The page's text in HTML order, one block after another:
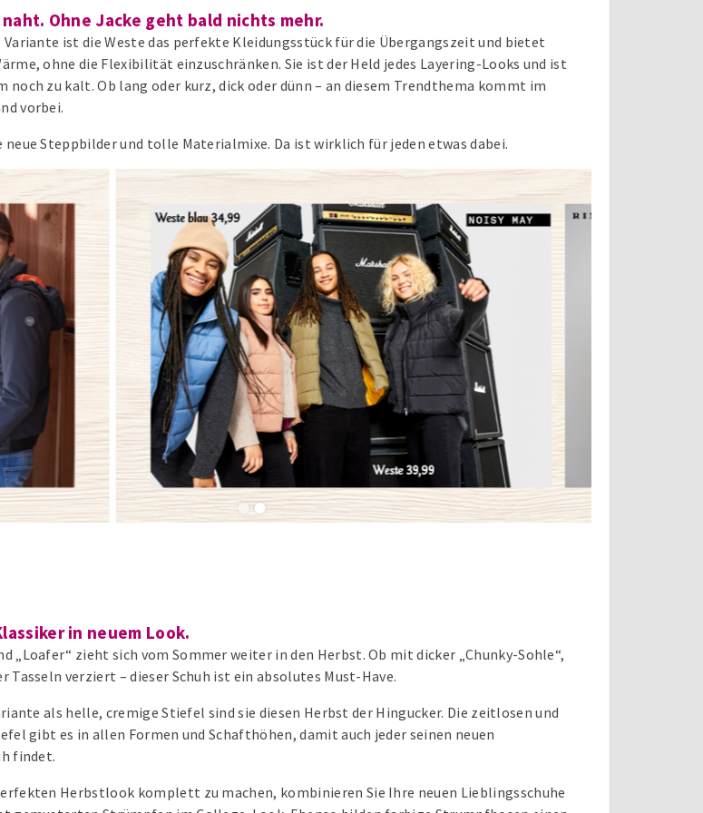
Ohne Jacke geht bald nichts mehr.
ist die Weste das perfekte Kleidungsstück für die Übergangszeit und bietet
ohne die Flexibilität einzuschränken. Sie ist der Held jedes Layering-Looks und ist
noch zu kalt. Ob lang oder kurz, dick oder dünn – an diesem Trendthema kommt im
vorbei.
neue Steppbilder und tolle Materialmixe. Da ist wirklich für jeden etwas dabei.
2
in neuem Look.
„Loafer“ zieht sich vom Sommer weiter in den Herbst. Ob mit dicker „Chunky-Sohle“,
Tasseln verziert – dieser Schuh ist ein absolutes Must-Have.
als helle, cremige Stiefel sind sie diesen Herbst der Hingucker. Die zeitlosen und
gibt es in allen Formen und Schafthöhen, damit auch jeder seinen neuen
findet.
Herbstlook komplett zu machen, kombinieren Sie Ihre neuen Lieblingsschuhe